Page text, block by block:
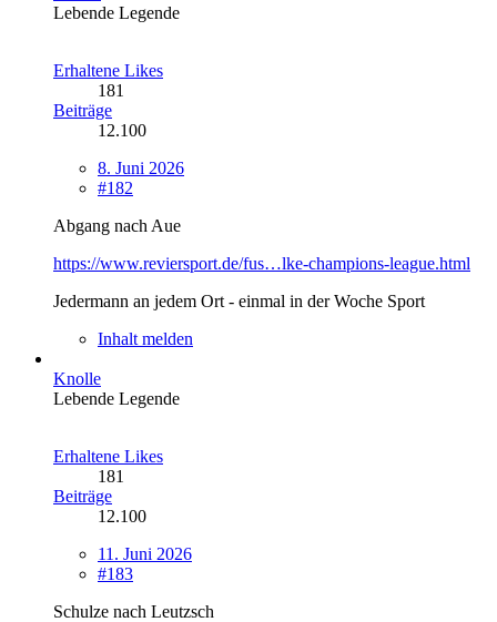
Lebende Legende
Erhaltene Likes
181
Beiträge
12.100
8. Juni 2026
#182
Abgang nach Aue
https://www.reviersport.de/fus…lke-champions-league.html
Jedermann an jedem Ort - einmal in der Woche Sport
Inhalt melden
Knolle
Lebende Legende
Erhaltene Likes
181
Beiträge
12.100
11. Juni 2026
#183
Schulze nach Leutzsch